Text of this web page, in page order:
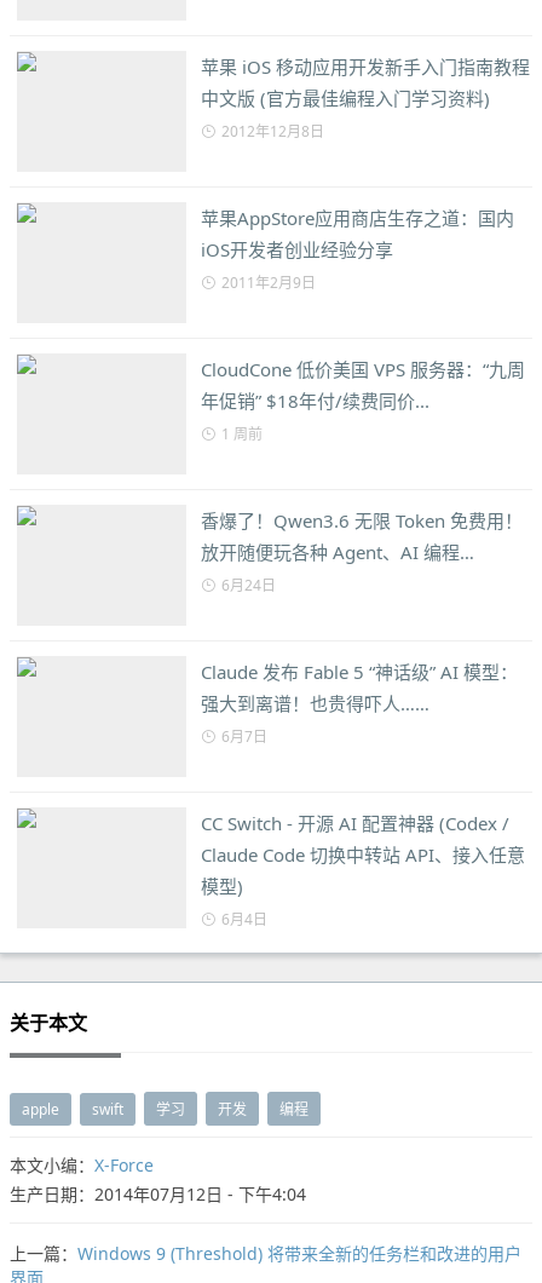
苹果 iOS 移动应用开发新手入门指南教程
中文版 (官方最佳编程入门学习资料)
2012年12月8日
苹果AppStore应用商店生存之道：国内
iOS开发者创业经验分享
2011年2月9日
CloudCone 低价美国 VPS 服务器：“九周
年促销” $18年付/续费同价...
1 周前
香爆了！Qwen3.6 无限 Token 免费用！
放开随便玩各种 Agent、AI 编程…
6月24日
Claude 发布 Fable 5 “神话级” AI 模型：
强大到离谱！也贵得吓人……
6月7日
CC Switch - 开源 AI 配置神器 (Codex /
Claude Code 切换中转站 API、接入任意
模型)
6月4日
关于本文
apple swift 学习 开发 编程
本文小编： X-Force
生产日期：2014年07月12日 - 下午4:04
上一篇： Windows 9 (Threshold) 将带来全新的任务栏和改进的用户
界面